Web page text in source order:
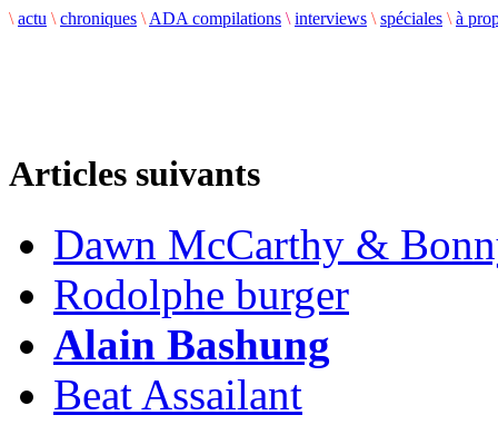
\ actu \ chroniques \ ADA compilations \ interviews \ spéciales \ à
Articles suivants
Dawn McCarthy &
Rodolphe burger
Alain Bashung
Beat Assailant